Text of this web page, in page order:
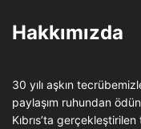
Hakkımızda
30 yılı aşkın
paylaşım ruhundan
Kıbrıs’ta